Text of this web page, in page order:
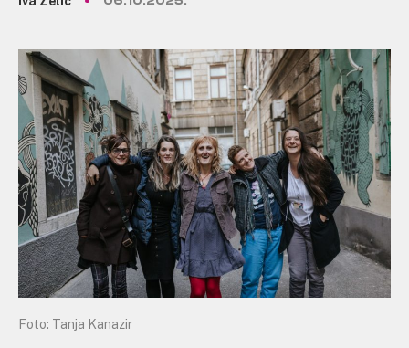
Foto: Tanja Kanazir